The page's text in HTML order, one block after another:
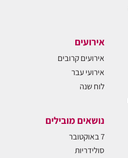
אירועים
אירועים קרובים
אירועי עבר
לוח שנה
נושאים מובילים
7 באוקטובר
סולידריות